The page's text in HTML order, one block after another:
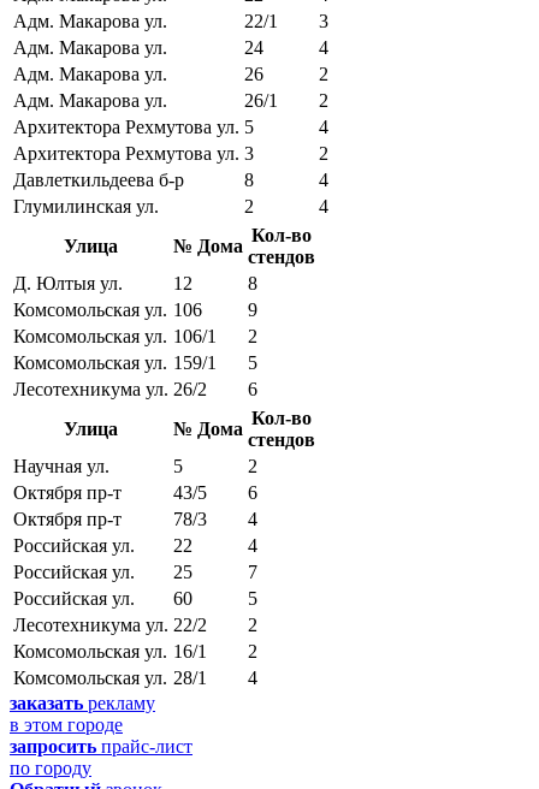
Адм. Макарова ул.
22/1
3
Адм. Макарова ул.
24
4
Адм. Макарова ул.
26
2
Адм. Макарова ул.
26/1
2
Архитектора Рехмутова ул. 5
4
Архитектора Рехмутова ул. 3
2
Давлеткильдеева б-р
8
4
Глумилинская ул.
2
4
Улица
№ Дома
Кол-во
стендов
Д. Юлтыя ул.
12
8
Комсомольская ул. 106
9
Комсомольская ул. 106/1
2
Комсомольская ул. 159/1
5
Лесотехникума ул. 26/2
6
Улица
№ Дома
Кол-во
стендов
Научная ул.
5
2
Октября пр-т
43/5
6
Октября пр-т
78/3
4
Российская ул.
22
4
Российская ул.
25
7
Российская ул.
60
5
Лесотехникума ул. 22/2
2
Комсомольская ул. 16/1
2
Комсомольская ул. 28/1
4
заказать рекламу
в этом городе
запросить прайс-лист
по городу